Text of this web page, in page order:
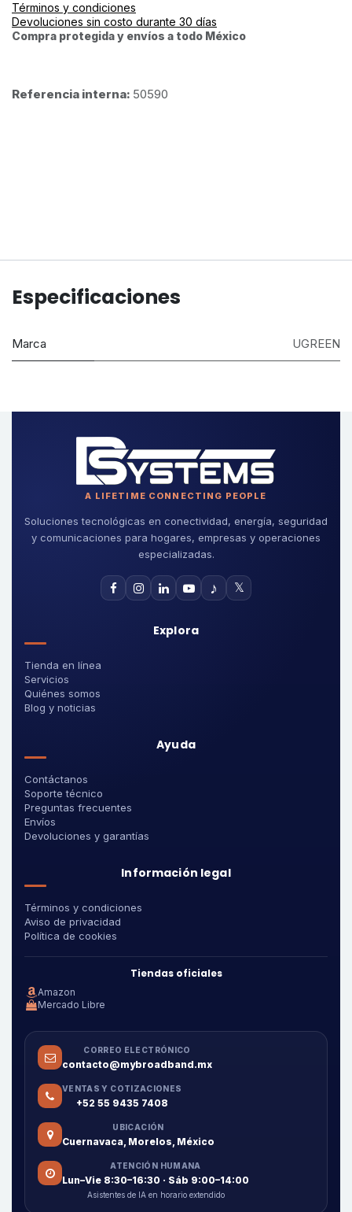
Términos y condiciones
Devoluciones sin costo durante 30 días
Compra protegida y envíos a todo México
Referencia interna: 50590
Especificaciones
Marca UGREEN
A LIFETIME CONNECTING PEOPLE
Soluciones tecnológicas en conectividad, energía, seguridad
y comunicaciones para hogares, empresas y operaciones
especializadas.
♪ 𝕏
Explora
Tienda en línea
Servicios
Quiénes somos
Blog y noticias
Ayuda
Contáctanos
Soporte técnico
Preguntas frecuentes
Envíos
Devoluciones y garantías
Información legal
Términos y condiciones
Aviso de privacidad
Política de cookies
Tiendas oficiales
Amazon
Mercado Libre
CORREO ELECTRÓNICO
contacto@mybroadband.mx
VENTAS Y COTIZACIONES
+52 55 9435 7408
UBICACIÓN
Cuernavaca, Morelos, México
ATENCIÓN HUMANA
Lun–Vie 8:30–16:30 · Sáb 9:00–14:00
Asistentes de IA en horario extendido